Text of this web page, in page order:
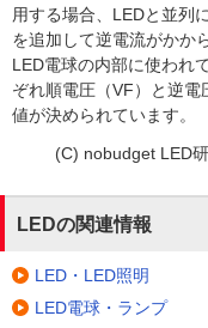
用する場合、LEDと並列
を追加して逆電流がかか
LED電球の内部に使われ
ぞれ順電圧（VF）と逆電
値が決められています。
(C) nobudget LED
LEDの関連情報
LED・LED照明
LED電球・ランプ